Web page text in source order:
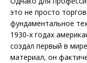
это не просто
фундаментальное
1930-х годах
создал первый в
материал, он